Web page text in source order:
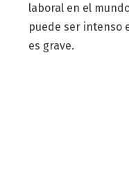
laboral en el
puede ser intenso
es grave.